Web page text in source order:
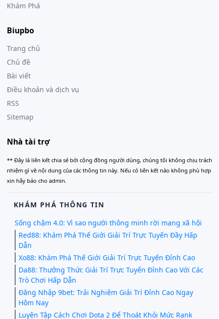
Khám Phá
Biupbo
Trang chủ
Chủ đề
Bài viết
Điều khoản và dịch vụ
RSS
Sitemap
Nhà tài trợ
** Đây là liên kết chia sẻ bới cộng đồng người dùng, chúng tôi không chịu trách
nhiệm gì về nội dung của các thông tin này. Nếu có liên kết nào không phù hợp
xin hãy báo cho admin.
KHÁM PHÁ THÔNG TIN
Sống chậm 4.0: Vì sao người thông minh rời mạng xã hội
Red88: Khám Phá Thế Giới Giải Trí Trực Tuyến Đầy Hấp
Dẫn
Xo88: Khám Phá Thế Giới Giải Trí Trực Tuyến Đỉnh Cao
Da88: Thưởng Thức Giải Trí Trực Tuyến Đỉnh Cao Với Các
Trò Chơi Hấp Dẫn
Đăng Nhập 9bet: Trải Nghiệm Giải Trí Đỉnh Cao Ngay
Hôm Nay
Luyện Tập Cách Chơi Dota 2 Để Thoát Khỏi Mức Rank